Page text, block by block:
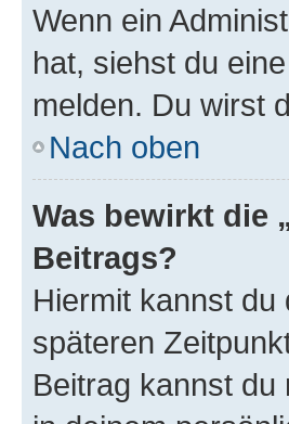
Wenn ein
hat, siehst du
melden. Du wirst
Nach oben
Was bewirkt die
Beitrags?
Hiermit kannst
späteren
Beitrag kannst du